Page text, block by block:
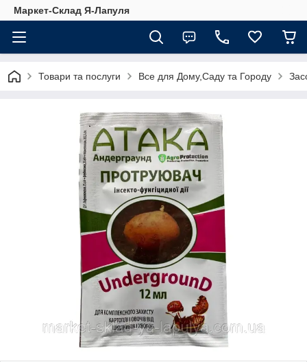
Маркет-Склад Я-Лапуля
Товари та послуги Все для Дому,Саду та Городу